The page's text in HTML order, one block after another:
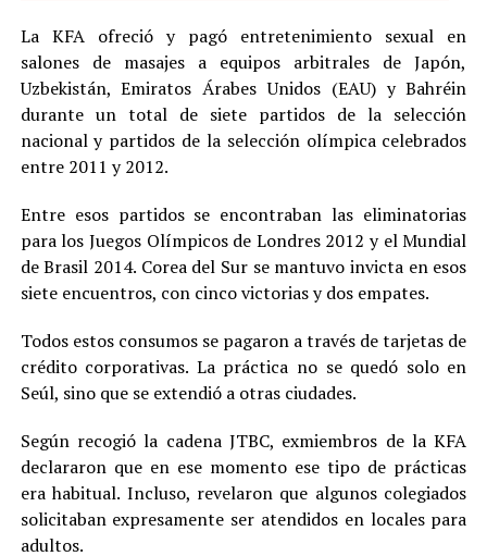
La KFA ofreció y pagó entretenimiento sexual en
salones de masajes a equipos arbitrales de Japón,
Uzbekistán, Emiratos Árabes Unidos (EAU) y Bahréin
durante un total de siete partidos de la selección
nacional y partidos de la selección olímpica celebrados
entre 2011 y 2012.
Entre esos partidos se encontraban las eliminatorias
para los Juegos Olímpicos de Londres 2012 y el Mundial
de Brasil 2014. Corea del Sur se mantuvo invicta en esos
siete encuentros, con cinco victorias y dos empates.
Todos estos consumos se pagaron a través de tarjetas de
crédito corporativas. La práctica no se quedó solo en
Seúl, sino que se extendió a otras ciudades.
Según recogió la cadena JTBC, exmiembros de la KFA
declararon que en ese momento ese tipo de prácticas
era habitual. Incluso, revelaron que algunos colegiados
solicitaban expresamente ser atendidos en locales para
adultos.